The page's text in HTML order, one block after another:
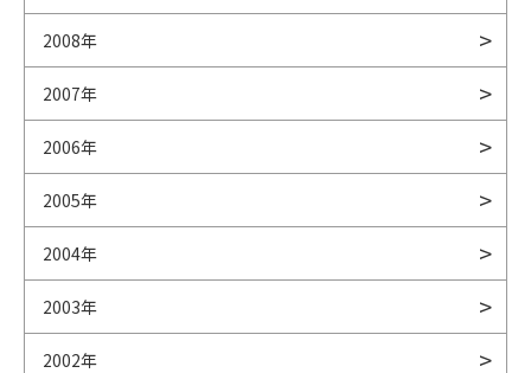
2008年
2007年
2006年
2005年
2004年
2003年
2002年